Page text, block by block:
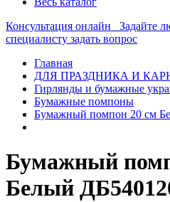
Консультация онлайн
Задайте
специалисту задать вопрос
Главная
ДЛЯ ПРАЗДНИКА И
Гирлянды и бумажные
Бумажные помпоны
Бумажный помпон 20 см
Бумажный
Белый